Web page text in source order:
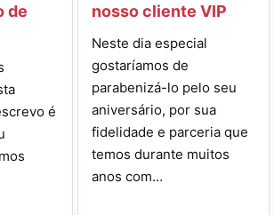
de
é
nosso cliente VIP
Neste dia especial
gostaríamos de
parabenizá-lo pelo seu
aniversário, por sua
fidelidade e parceria que
temos durante muitos
anos com…